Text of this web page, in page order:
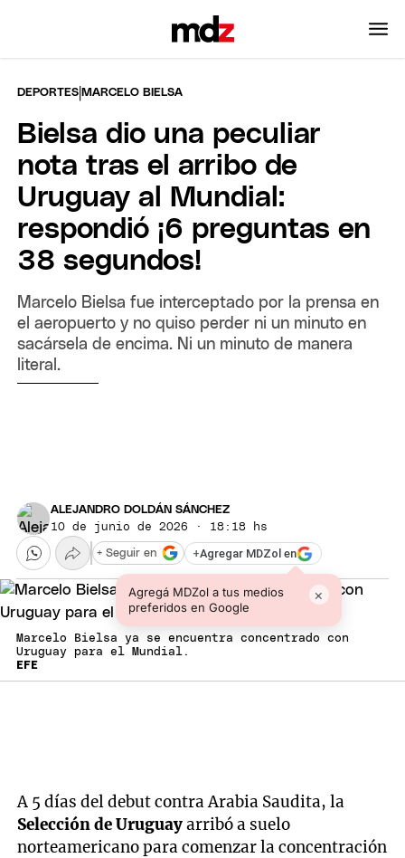
DEPORTES |MARCELO BIELSA
Bielsa dio una peculiar
nota tras el arribo de
Uruguay al Mundial:
respondió ¡6 preguntas en
38 segundos!
Marcelo Bielsa fue interceptado por la prensa en
el aeropuerto y no quiso perder ni un minuto en
sacársela de encima. Ni un minuto de manera
literal.
ALEJANDRO DOLDÁN SÁNCHEZ
10 de junio de 2026 · 18:18 hs
+Agregar MDZol en
Agregá MDZol a tus medios
preferidos en Google
×
+ Seguir en
Marcelo Bielsa ya se encuentra concentrado con
Uruguay para el Mundial.
EFE
A 5 días del debut contra Arabia Saudita, la
Selección de Uruguayarribó a suelo
norteamericano para comenzar la concentración